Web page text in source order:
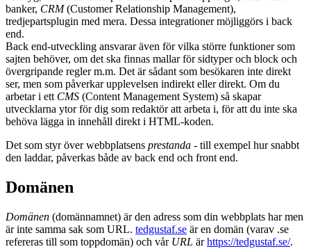
banker, CRM(Customer Relationship Management),
tredjepartsplugin med mera. Dessa integrationer möjliggörs i back
end.
Back end-utveckling ansvarar även för vilka större funktioner som
sajten behöver, om det ska finnas mallar för sidtyper och block och
övergripande regler m.m. Det är sådant som besökaren inte direkt
ser, men som påverkar upplevelsen indirekt eller direkt. Om du
arbetar i ett CMS (Content Management System) så skapar
utvecklarna ytor för dig som redaktör att arbeta i, för att du inte ska
behöva lägga in innehåll direkt i HTML-koden.
Det som styr över webbplatsens prestanda - till exempel hur snabbt
den laddar, påverkas både av back end och front end.
Domänen
Domänen (domännamnet) är den adress som din webbplats har men
är inte samma sak som URL. tedgustaf.se är en domän (varav .se
refereras till som toppdomän) och vår URL ärhttps://tedgustaf.se/.